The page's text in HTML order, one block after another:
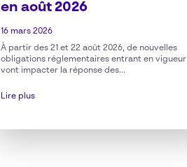
en août 2026
16 mars 2026
À partir des 21 et 22 août 2026, de nouvelles
obligations réglementaires entrant en vigueur
vont impacter la réponse des...
Lire plus